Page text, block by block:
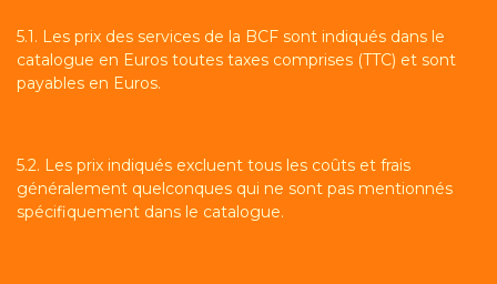
5.1. Les prix des services de la BCF sont indiqués dans le
catalogue en Euros toutes taxes comprises (TTC) et sont
payables en Euros.
5.2. Les prix indiqués excluent tous les coûts et frais
généralement quelconques qui ne sont pas mentionnés
spécifiquement dans le catalogue.